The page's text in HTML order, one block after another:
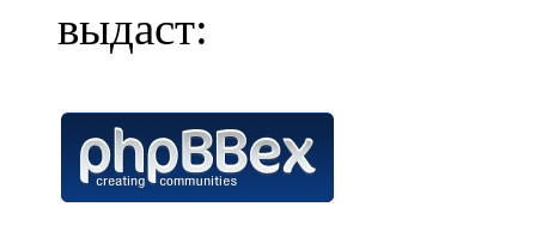
выдаст: